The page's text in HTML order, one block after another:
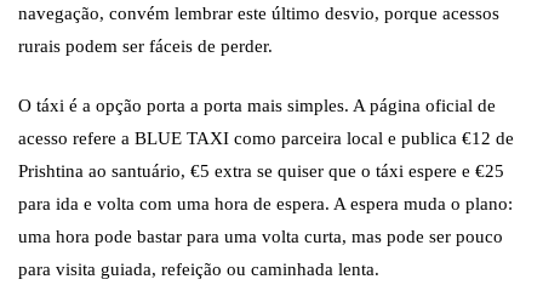
navegação, convém lembrar este último desvio, porque acessos
rurais podem ser fáceis de perder.
O táxi é a opção porta a porta mais simples. A página oficial de
acesso refere a BLUE TAXI como parceira local e publica €12 de
Prishtina ao santuário, €5 extra se quiser que o táxi espere e €25
para ida e volta com uma hora de espera. A espera muda o plano:
uma hora pode bastar para uma volta curta, mas pode ser pouco
para visita guiada, refeição ou caminhada lenta.